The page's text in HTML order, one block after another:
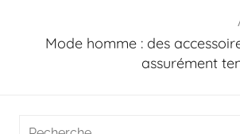
Mode homme : des
assurément
Recherche